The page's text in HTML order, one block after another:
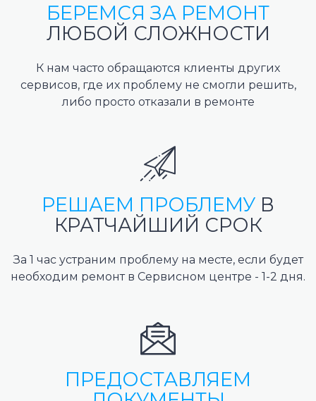
БЕРЕМСЯ ЗА РЕМОНТ
ЛЮБОЙ СЛОЖНОСТИ
К нам часто обращаются клиенты других
сервисов, где их проблему не смогли решить,
либо просто отказали в ремонте
РЕШАЕМ ПРОБЛЕМУ В
КРАТЧАЙШИЙ СРОК
За 1 час устраним проблему на месте, если будет
необходим ремонт в Сервисном центре - 1-2 дня.
ПРЕДОСТАВЛЯЕМ